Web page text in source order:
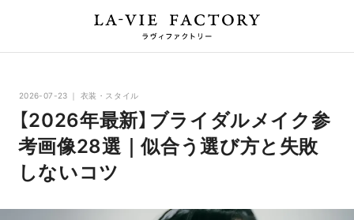
2026-07-23 衣装・スタイル
【2026年最新】ブライダルメイク参
考画像28選｜似合う選び方と失敗
しないコツ